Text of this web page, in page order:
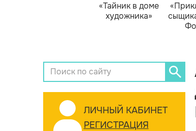
«Тайник в доме
художника»
ЛИЧНЫЙ КАБИНЕТ
РЕГИСТРАЦИЯ